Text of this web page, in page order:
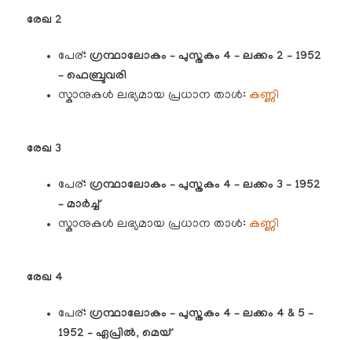
രേഖ 2
പേര്:ഗ്രന്ഥാലോകം – പുസ്തകം 4 – ലക്കം 2 – 1952
– ഫെബ്രുവരി
സ്കാനുകൾ ലഭ്യമായ പ്രധാന താൾ: കണ്ണി
രേഖ 3
പേര്:ഗ്രന്ഥാലോകം – പുസ്തകം 4 – ലക്കം 3 – 1952
– മാർച്ച്
സ്കാനുകൾ ലഭ്യമായ പ്രധാന താൾ: കണ്ണി
രേഖ 4
പേര്:ഗ്രന്ഥാലോകം – പുസ്തകം 4 – ലക്കം 4 & 5 –
1952 – ഏപ്രിൽ, മെയ്